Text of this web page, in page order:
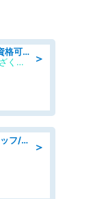
＞
「残業ほぼなし」調理スタッフ/無資格可/正職員/日勤のみ/デイサービス/社会保障完備
株式会社湯ざくら/デイサービス 湯ざくらケアリゾート
＞
日払いOKで即日収入/キッチンスタッフ/「原付免許必須」デリバリー業務など、自己成長可能な幅広い仕事に挑戦!髪型自由&ピアス・ネイルOK/茨城県/水戸市